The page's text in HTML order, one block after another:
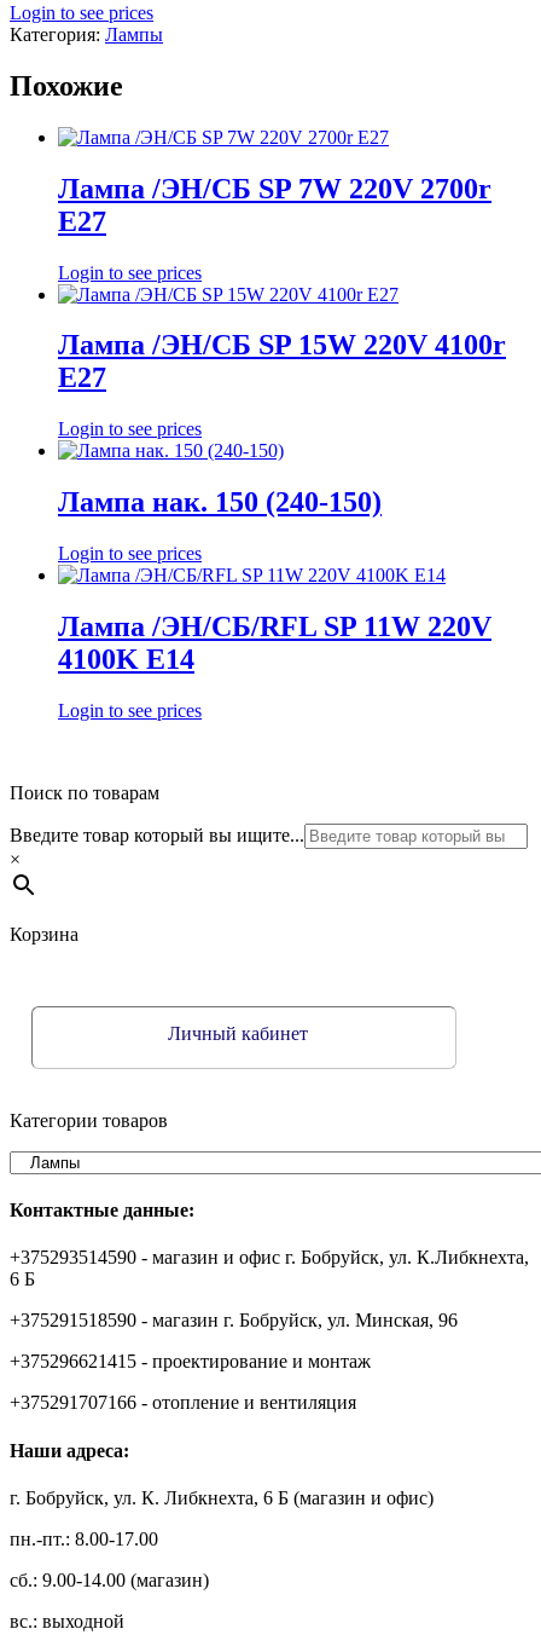
Login to see prices
Категория: Лампы
Похожие
Лампа /ЭН/СБ SP 7W 220V 2700r
E27
Login to see prices
Лампа /ЭН/СБ SP 15W 220V 4100r
E27
Login to see prices
Лампа нак. 150 (240-150)
Login to see prices
Лампа /ЭН/СБ/RFL SP 11W 220V
4100K E14
Login to see prices
Поиск по товарам
Введите товар который вы ищите...
×
Корзина
Личный кабинет
Категории товаров
Контактные данные:
+375293514590 - магазин и офис г. Бобруйск, ул. К.Либкнехта,
6 Б
+375291518590 - магазин г. Бобруйск, ул. Минская, 96
+375296621415 - проектирование и монтаж
+375291707166 - отопление и вентиляция
Наши адреса:
г. Бобруйск, ул. К. Либкнехта, 6 Б (магазин и офис)
пн.-пт.: 8.00-17.00
сб.: 9.00-14.00 (магазин)
вс.: выходной